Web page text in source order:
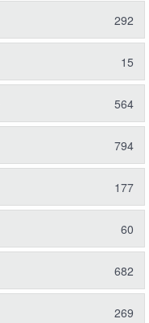
292
15
564
794
177
60
682
269